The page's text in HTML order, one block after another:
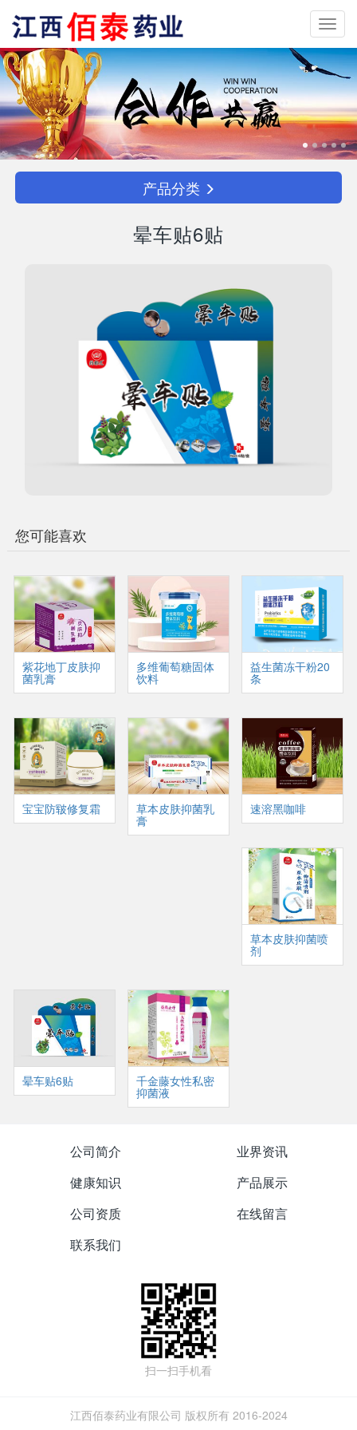
产品分类
晕车贴6贴
您可能喜欢
紫花地丁皮肤抑
菌乳膏
多维葡萄糖固体
饮料
益生菌冻干粉20
条
宝宝防皲修复霜 草本皮肤抑菌乳
膏
速溶黑咖啡
草本皮肤抑菌喷
剂
晕车贴6贴 千金藤女性私密
抑菌液
公司简介
业界资讯
健康知识
产品展示
公司资质
在线留言
联系我们
扫一扫手机看
江西佰泰药业有限公司 版权所有 2016-2024